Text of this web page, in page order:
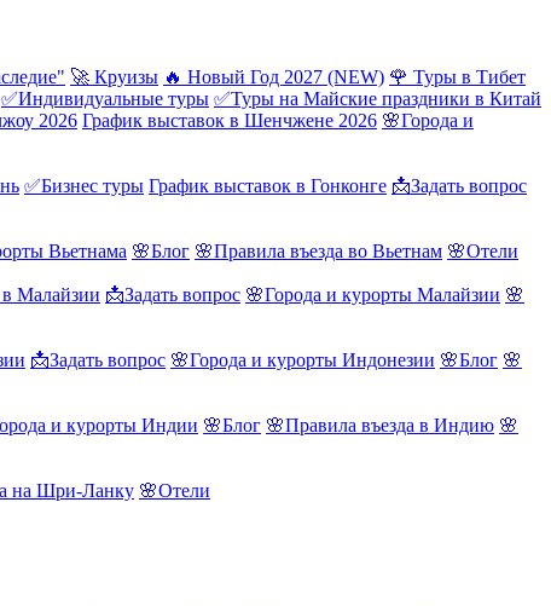
🚀 Круизы 🔥 Новый Год 2027 (NEW) 🌹 Туры в Тибет
✅Индивидуальные туры ✅Туры на Майские праздники в Китай
2026 График выставок в Шенчжене 2026 🌸Города и
✅Бизнес туры График выставок в Гонконге 📩Задать вопрос
Вьетнама 🌸Блог 🌸Правила въезда во Вьетнам 🌸Отели
Малайзии 📩Задать вопрос 🌸Города и курорты Малайзии 🌸
📩Задать вопрос 🌸Города и курорты Индонезии 🌸Блог 🌸
и курорты Индии 🌸Блог 🌸Правила въезда в Индию 🌸
на Шри-Ланку 🌸Отели